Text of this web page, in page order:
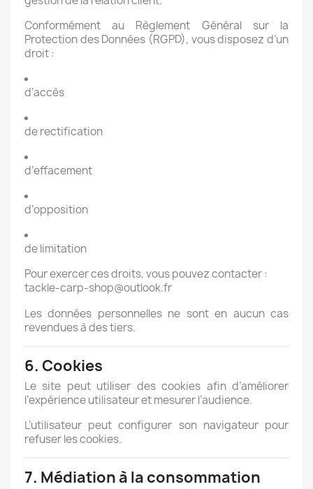
Conformément au Règlement Général sur la
Protection des Données (RGPD), vous disposez d’un
droit :
d’accès
de rectification
d’effacement
d’opposition
de limitation
Pour exercer ces droits, vous pouvez contacter :
tackle-carp-shop@outlook.fr
Les données personnelles ne sont en aucun cas
revendues à des tiers.
6. Cookies
Le site peut utiliser des cookies afin d’améliorer
l’expérience utilisateur et mesurer l’audience.
L’utilisateur peut configurer son navigateur pour
refuser les cookies.
7. Médiation à la consommation